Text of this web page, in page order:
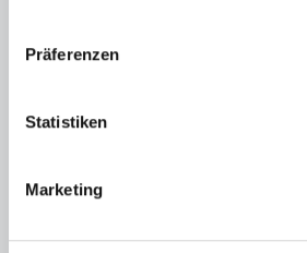
Präferenzen
Statistiken
Marketing
Pa­tro­nen­fil­ter-An­la­gen zur